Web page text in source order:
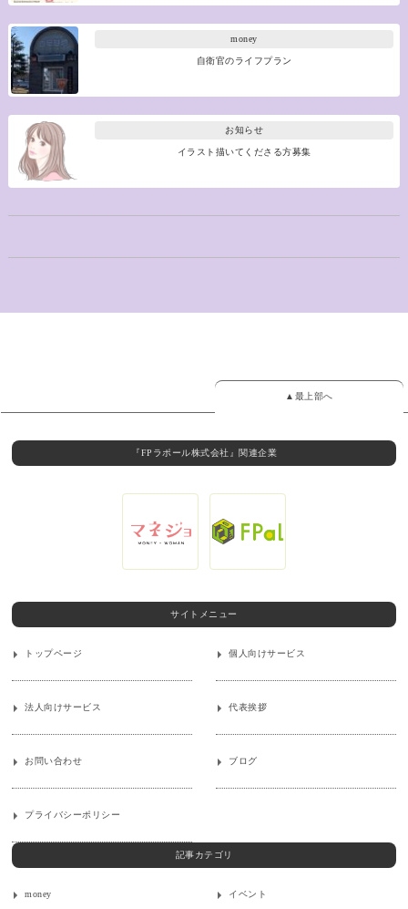
money
自衛官のライフプラン
お知らせ
イラスト描いてくださる方募集
▲最上部へ
『FPラポール株式会社』関連企業
サイトメニュー
トップページ 個人向けサービス
法人向けサービス 代表挨拶
お問い合わせ ブログ
プライバシーポリシー
記事カテゴリ
money イベント